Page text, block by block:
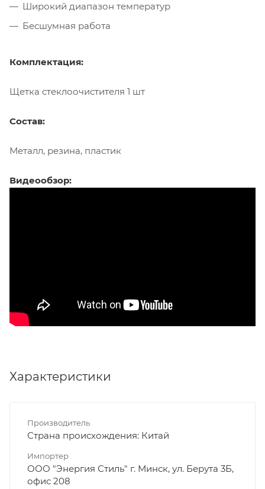
Широкий диапазон температур
Бесшумная работа
Комплектация:
Щетка стеклоочистителя 1 шт
Состав:
Металл, резина, пластик
Видеообзор:
Характеристики
Производитель
Страна происхождения: Китай
Импортер
ООО "Энергия Стиль" г. Минск, ул. Берута 3Б,
офис 208